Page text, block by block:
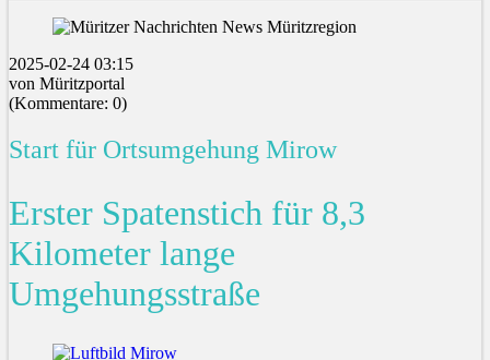
2025-02-24 03:15
von Müritzportal
(Kommentare: 0)
Start für Ortsumgehung Mirow
Erster Spatenstich für 8,3
Kilometer lange
Umgehungsstraße